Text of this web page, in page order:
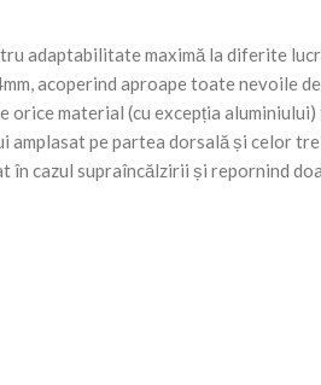
adaptabilitate maximă la diferite
acoperind aproape toate nevoile
orice material (cu excepția
pe partea dorsală și celor
cazul supraîncălzirii și repornind